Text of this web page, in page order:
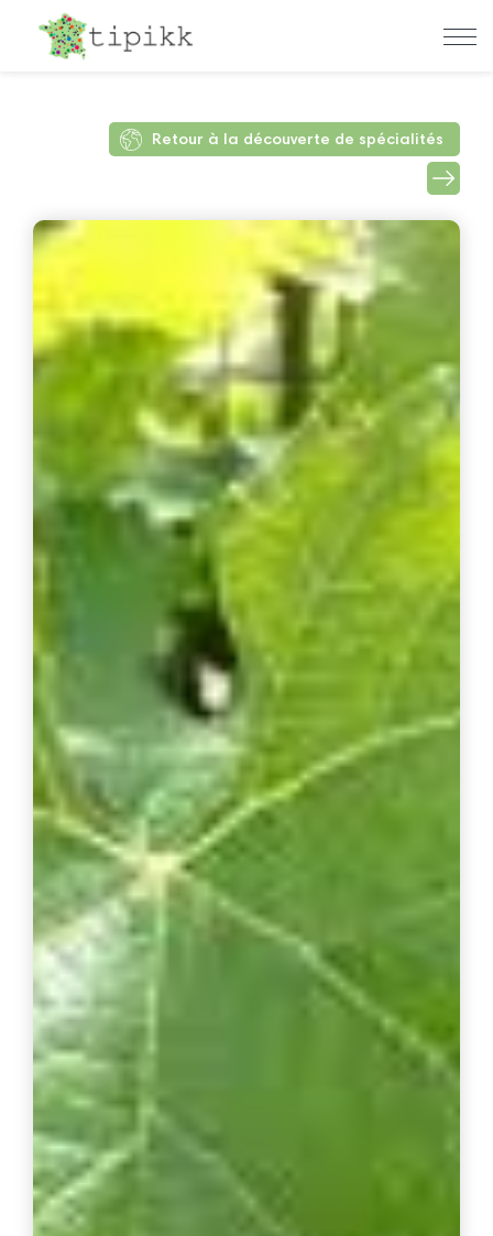
Retour à la découverte de spécialités